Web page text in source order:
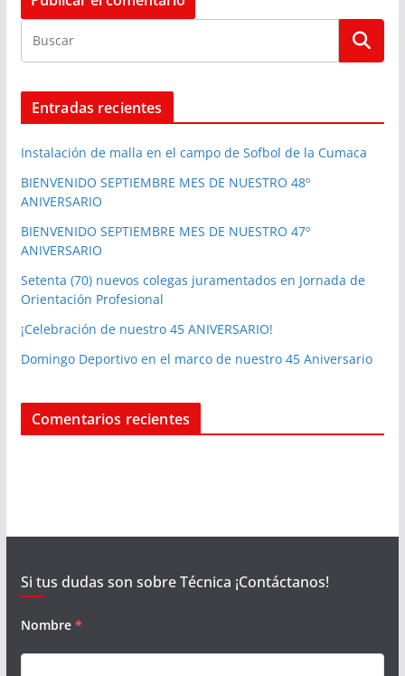
Entradas recientes
Instalación de malla en el campo de Sofbol de la Cumaca
BIENVENIDO SEPTIEMBRE MES DE NUESTRO 48º
ANIVERSARIO
BIENVENIDO SEPTIEMBRE MES DE NUESTRO 47º
ANIVERSARIO
Setenta (70) nuevos colegas juramentados en Jornada de
Orientación Profesional
¡Celebración de nuestro 45 ANIVERSARIO!
Domingo Deportivo en el marco de nuestro 45 Aniversario
Comentarios recientes
Si tus dudas son sobre Técnica ¡Contáctanos!
Nombre *